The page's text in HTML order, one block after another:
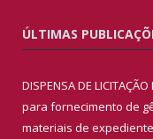
ÚLTIMAS
DISPENSA DE
para fornecimento de
materiais de